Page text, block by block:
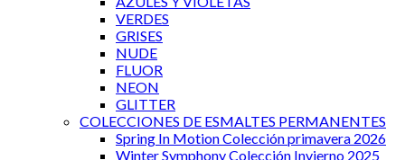
VERDES
GRISES
NUDE
FLUOR
NEON
GLITTER
COLECCIONES DE ESMALTES PERMANENTES
Spring In Motion Colección primavera 2026
Winter Symphony Colección Invierno 2025